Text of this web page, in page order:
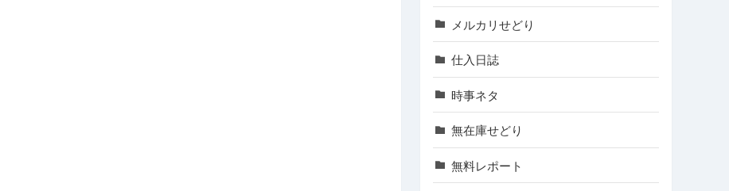
メルカリせどり
仕入日誌
時事ネタ
無在庫せどり
無料レポート